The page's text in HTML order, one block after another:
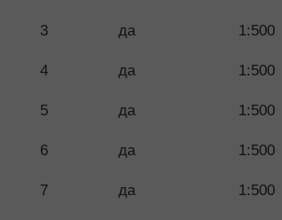
3 да 1:500
4 да 1:500
5 да 1:500
6 да 1:500
7 да 1:500